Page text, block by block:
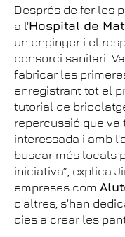
Després de fer les
a l'Hospital de
un enginyer i el
consorci sanitari.
fabricar les
enregistrant tot el
tutorial de
repercussió que va
interessada i amb
buscar més locals
iniciativa”, explica
empreses com
d'altres, s'han
dies a crear les